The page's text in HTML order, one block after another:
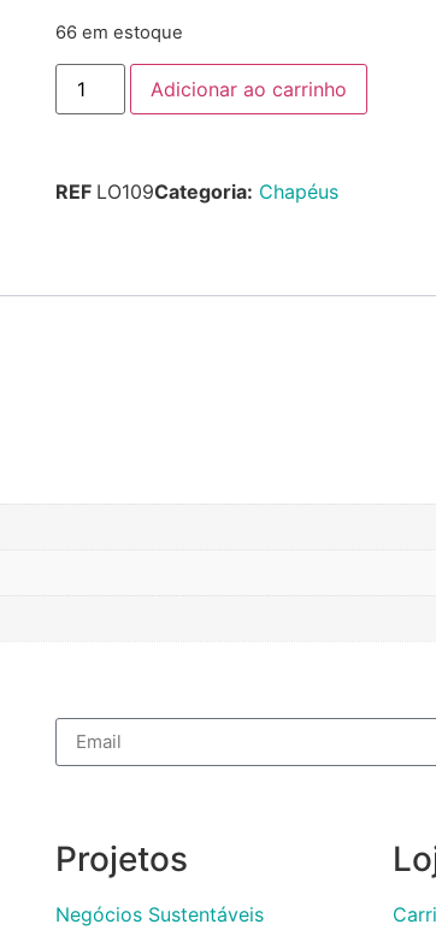
66 em estoque
Adicionar ao carrinho
REF LO109Categoria: Chapéus
Projetos
Negócios Sustentáveis